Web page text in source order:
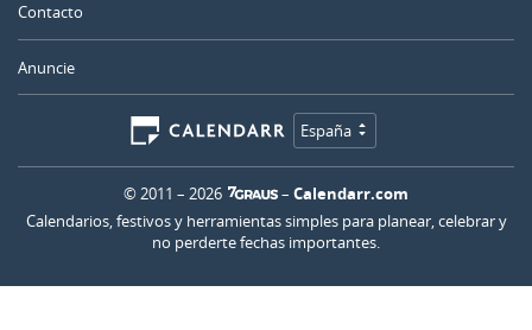
Contacto
Anuncie
España
© 2011 – 2026 – Calendarr.com
Calendarios, festivos y herramientas simples para planear, celebrar y
no perderte fechas importantes.